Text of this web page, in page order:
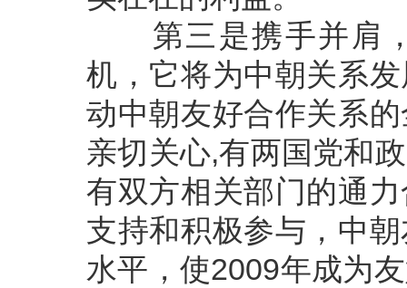
第三是携手并肩，
机，它将为中朝关系
动中朝友好合作关系
亲切关心,有两国党和
有双方相关部门的通
支持和积极参与，中
水平，使2009年成为